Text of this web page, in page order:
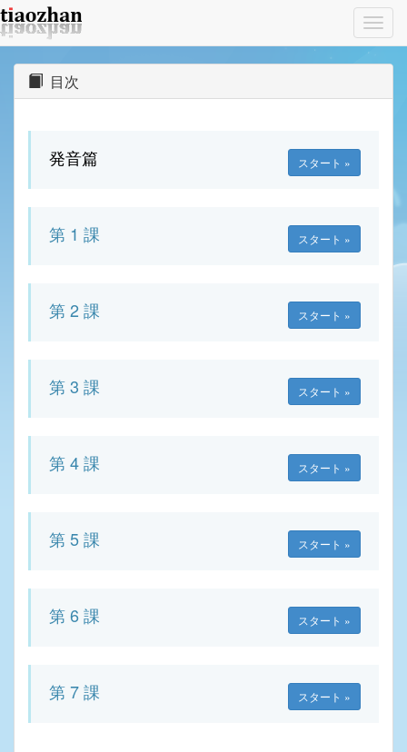
目次
発音篇 スタート »
第 1 課 スタート »
第 2 課 スタート »
第 3 課 スタート »
第 4 課 スタート »
第 5 課 スタート »
第 6 課 スタート »
第 7 課 スタート »